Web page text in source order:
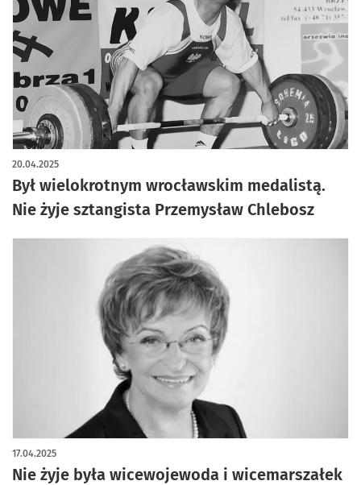
Był wielokrotnym wrocławskim medalistą.
Nie żyje sztangista Przemysław Chlebosz
20.04.2025
Nie żyje była wicewojewoda i wicemarszałek
17.04.2025